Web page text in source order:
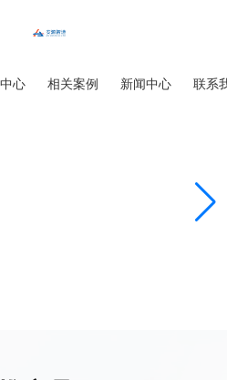
心 相关案例 新闻中心 联系